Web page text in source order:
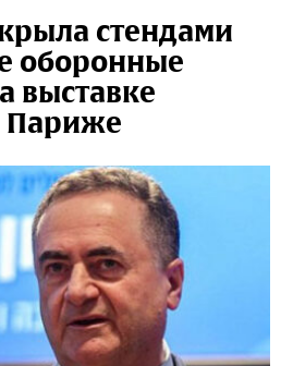
стендами
оборонные
выставке
Париже